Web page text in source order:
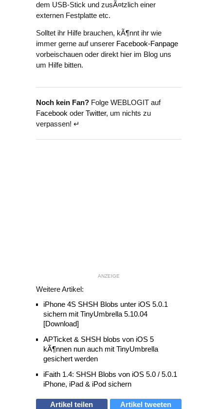
dem USB-Stick und zusÃ¤tzlich einer
externen Festplatte etc.
Solltet ihr Hilfe brauchen, kÃ¶nnt ihr wie
immer gerne auf unserer Facebook-Fanpage
vorbeischauen oder direkt hier im Blog uns
um Hilfe bitten.
Noch kein Fan? Folge WEBLOGIT auf
Facebook oder Twitter, um nichts zu
verpassen! ↵
ANZEIGE
Weitere Artikel:
iPhone 4S SHSH Blobs unter iOS 5.0.1
sichern mit TinyUmbrella 5.10.04
[Download]
APTicket & SHSH blobs von iOS 5
kÃ¶nnen nun auch mit TinyUmbrella
gesichert werden
iFaith 1.4: SHSH Blobs von iOS 5.0 / 5.0.1
iPhone, iPad & iPod sichern
Artikel teilen Artikel tweeten